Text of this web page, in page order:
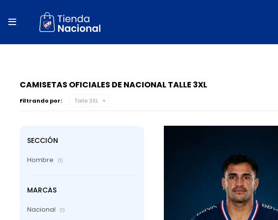

CAMISETAS OFICIALES DE NACIONAL TALLE 3XL
Filtrando por: Talle 3XL
SECCIÓN
Hombre (1)
MARCAS
Nacional (1)
close
local_shipping
percent